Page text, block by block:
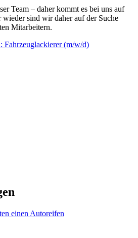
Team – daher kommt es bei uns auf
sind wir daher auf der Suche
Mitarbeitern.
Fahrzeuglackierer (m/w/d)